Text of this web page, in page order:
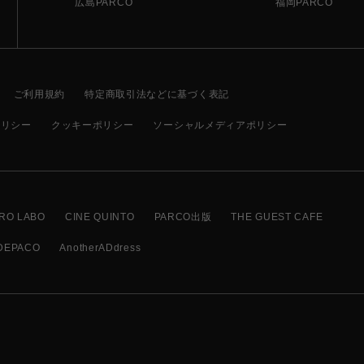
ご利用規約 特定商取引法などに基づく表記
シー クッキーポリシー ソーシャルメディアポリシー
LABO CINE QUINTO PARCO出版 THE GUEST CAFE
AnotherADdress